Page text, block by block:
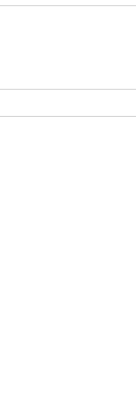
de Libertad
Domingo! 🌴